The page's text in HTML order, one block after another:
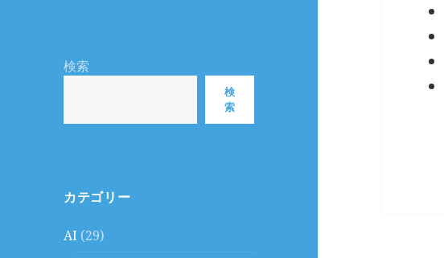
検索
検
索
カテゴリー
AI (29)